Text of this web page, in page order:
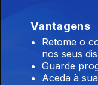
Vantagens
Retome o
nos seus
Guarde
Aceda à